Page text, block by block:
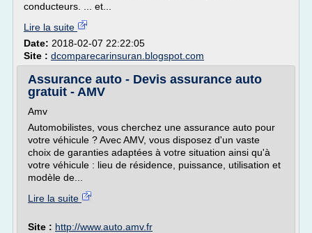
conducteurs. ... et...
Lire la suite
Date: 2018-02-07 22:22:05
Site : dcomparecarinsuran.blogspot.com
Assurance auto - Devis assurance auto
gratuit - AMV
Amv
Automobilistes, vous cherchez une assurance auto pour
votre véhicule ? Avec AMV, vous disposez d'un vaste
choix de garanties adaptées à votre situation ainsi qu'à
votre véhicule : lieu de résidence, puissance, utilisation et
modèle de...
Lire la suite
Site : http://www.auto.amv.fr